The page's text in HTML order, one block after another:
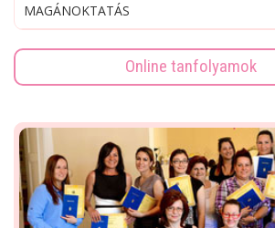
MAGÁNOKTATÁS
Online tanfolyamok